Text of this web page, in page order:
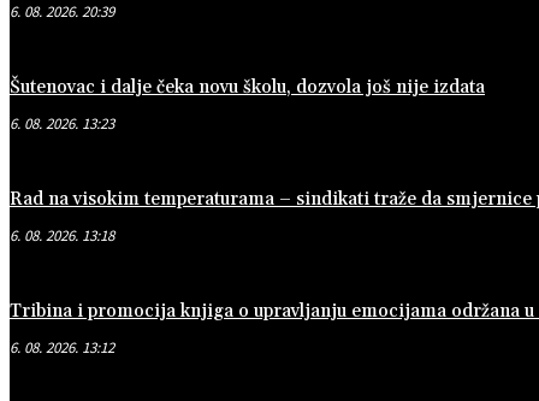
6. 08. 2026. 20:39
Šutenovac i dalje čeka novu školu, dozvola još nije izdata
6. 08. 2026. 13:23
Rad na visokim temperaturama – sindikati traže da smjernice
6. 08. 2026. 13:18
Tribina i promocija knjiga o upravljanju emocijama održana u
6. 08. 2026. 13:12